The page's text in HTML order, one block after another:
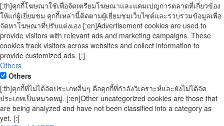
[:th]คุกกี้โฆษณาใช้เพื่อจัดเตรียมโฆษณาและแคมเปญการตลาดที่เกี่ยวข้อง
ให้แก่ผู้เยี่ยมชม คุกกี้เหล่านี้ติดตามผู้เยี่ยมชมเว็บไซต์และรวบรวมข้อมูลเพื่อ
จัดหาโฆษณาที่ปรับแต่งเอง [:en]Advertisement cookies are used to
provide visitors with relevant ads and marketing campaigns. These
cookies track visitors across websites and collect information to
provide customized ads. [:]
Others
Others
[:th]คุกกี้ที่ไม่ได้จัดประเภทอื่นๆ คือคุกกี้ที่กำลังวิเคราะห์และยังไม่ได้จัด
ประเภทเป็นหมวดหมู่. [:en]Other uncategorized cookies are those that
are being analyzed and have not been classified into a category as
yet. [:]